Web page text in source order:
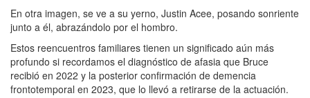
En otra imagen, se ve a su yerno, Justin Acee, posando sonriente
junto a él, abrazándolo por el hombro.
Estos reencuentros familiares tienen un significado aún más
profundo si recordamos el diagnóstico de afasia que Bruce
recibió en 2022 y la posterior confirmación de demencia
frontotemporal en 2023, que lo llevó a retirarse de la actuación.